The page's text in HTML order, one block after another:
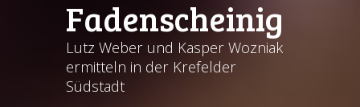
Fadenscheinig
Lutz Weber und Kasper Wozniak
ermitteln in der Krefelder
Südstadt